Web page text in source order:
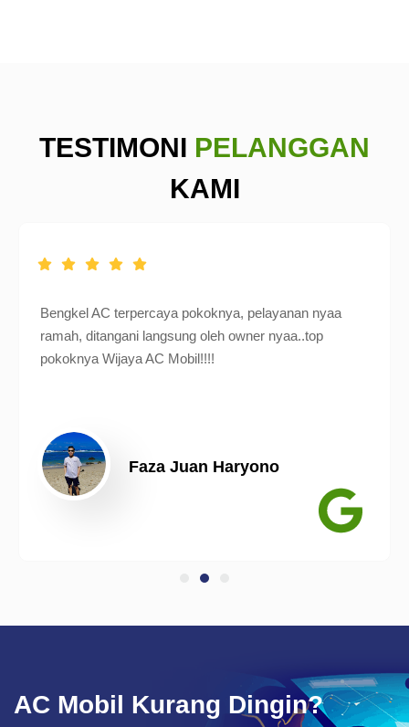
TESTIMONI PELANGGAN
KAMI
Bengkel AC terpercaya pokoknya, pelayanan nyaa
ramah, ditangani langsung oleh owner nyaa..top
pokoknya Wijaya AC Mobil!!!!
Faza Juan Haryono
AC Mobil Kurang Dingin?